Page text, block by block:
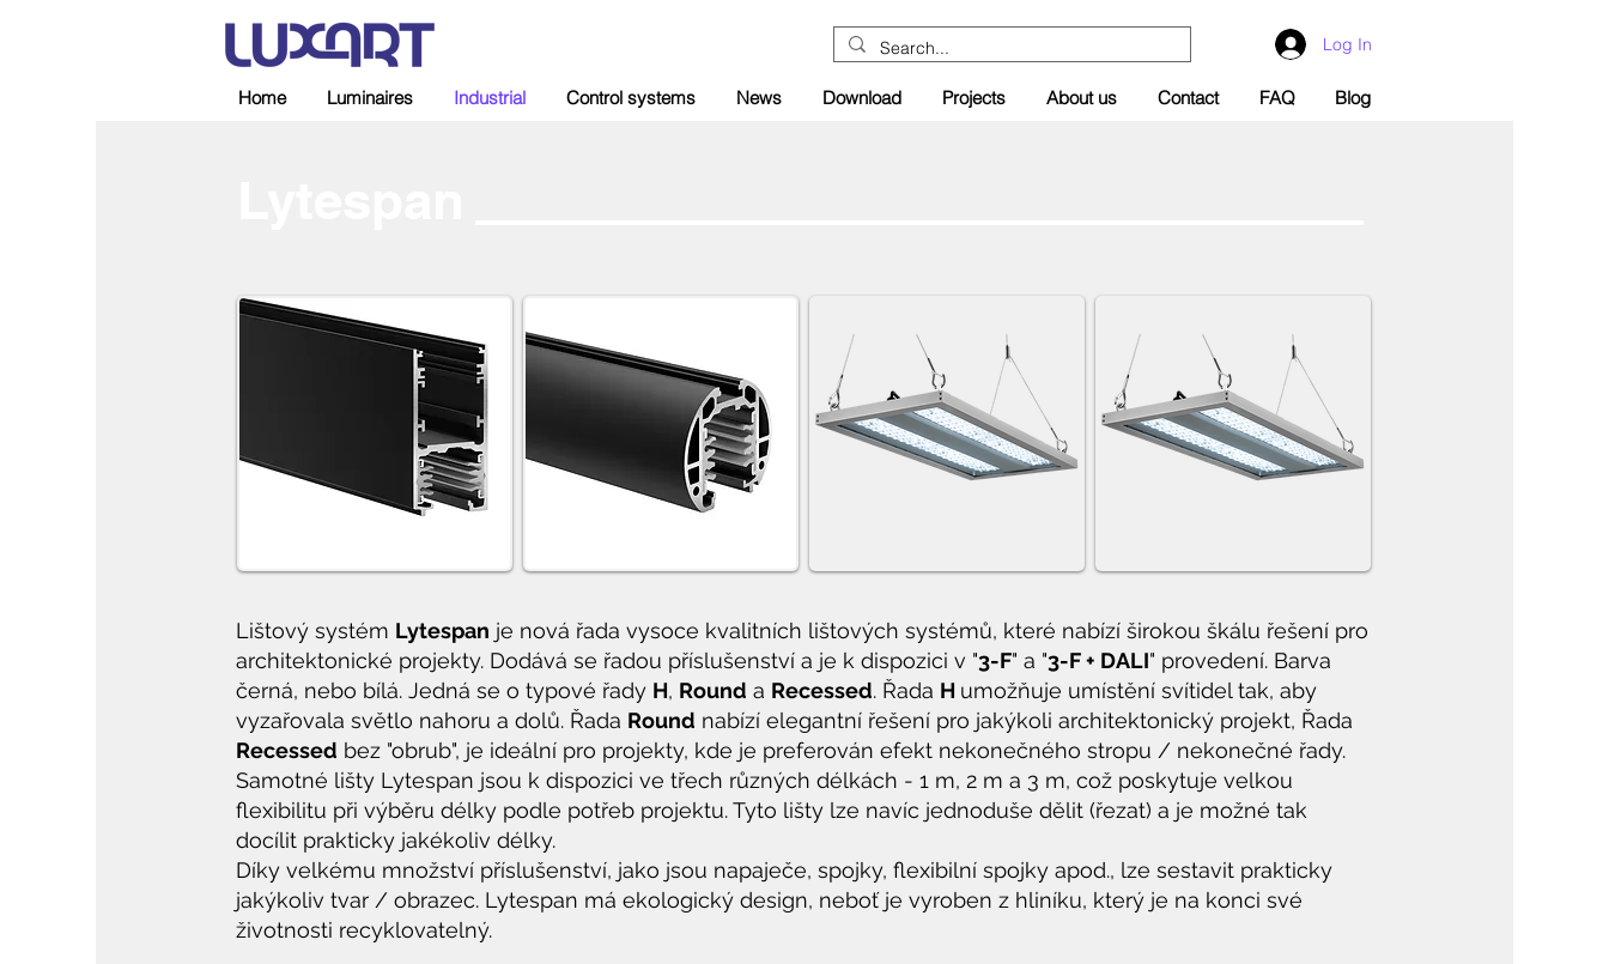
Log In
Home Luminaires Industrial Control systems News Download Projects About us Contact FAQ Blog
Lištový systém Lytespan je nová řada vysoce kvalitních lištových systémů, které nabízí širokou škálu řešení pro
architektonické projekty. Dodává se řadou příslušenství a je k dispozici v "3-F" a "3-F + DALI" provedení. Barva
černá, nebo bílá. Jedná se o typové řady H, Round a Recessed. Řada H umožňuje umístění svítidel tak, aby
vyzařovala světlo nahoru a dolů. Řada Round nabízí elegantní řešení pro jakýkoli architektonický projekt, Řada
Recessed bez "obrub", je ideální pro projekty, kde je preferován efekt nekonečného stropu / nekonečné řady.
Samotné lišty Lytespan jsou k dispozici ve třech různých délkách - 1 m, 2 m a 3 m, což poskytuje velkou
flexibilitu při výběru délky podle potřeb projektu. Tyto lišty lze navíc jednoduše dělit (řezat) a je možné tak
docílit prakticky jakékoliv délky.
Díky velkému množství příslušenství, jako jsou napaječe, spojky, flexibilní spojky apod., lze sestavit prakticky
jakýkoliv tvar / obrazec. Lytespan má ekologický design, neboť je vyroben z hliníku, který je na konci své
životnosti recyklovatelný.